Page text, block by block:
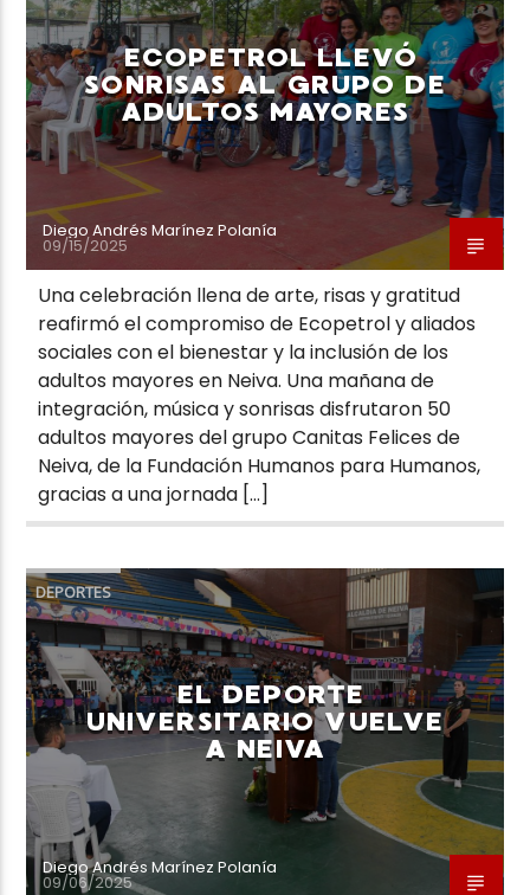
Neiva Estereo
ECOPETROL LLEVÓ
SONRISAS AL GRUPO DE
ADULTOS MAYORES
Diego Andrés Marínez Polanía
09/15/2025
Una celebración llena de arte, risas y gratitud
reafirmó el compromiso de Ecopetrol y aliados
sociales con el bienestar y la inclusión de los
adultos mayores en Neiva. Una mañana de
integración, música y sonrisas disfrutaron 50
adultos mayores del grupo Canitas Felices de
Neiva, de la Fundación Humanos para Humanos,
gracias a una jornada […]
DEPORTES
EL DEPORTE
UNIVERSITARIO VUELVE
A NEIVA
Diego Andrés Marínez Polanía
09/06/2025